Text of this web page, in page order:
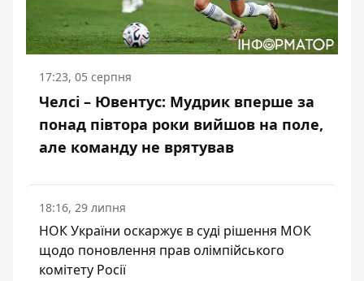
17:23, 05 серпня
Челсі – Ювентус: Мудрик вперше за
понад півтора роки вийшов на поле,
але команду не врятував
18:16, 29 липня
НОК України оскаржує в суді рішення МОК
щодо поновлення прав олімпійського
комітету Росії